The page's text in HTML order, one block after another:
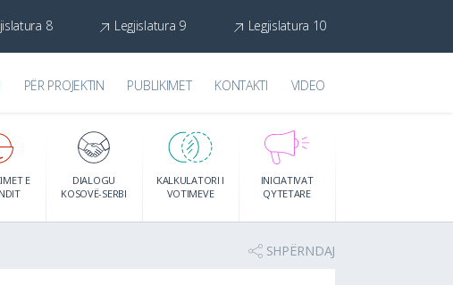
8 Legjislatura 9 Legjislatura 10
PËR PROJEKTIN PUBLIKIMET KONTAKTI VIDEO
E
DIALOGU
KOSOVË-SERBI
KALKULATORI I
VOTIMEVE
INICIATIVAT
QYTETARE
SHPËRNDAJ